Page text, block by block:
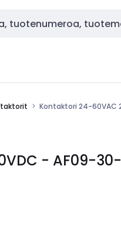
Kontaktori 24-60VAC
- AF09-30-